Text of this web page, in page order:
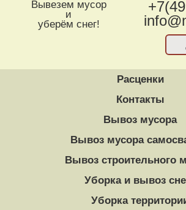
Вывезем мусор
и
уберём снег!
Расценки
Контакты
Вывоз мусора
Вывоз мусора
Вывоз строительного
Уборка и вывоз
Уборка